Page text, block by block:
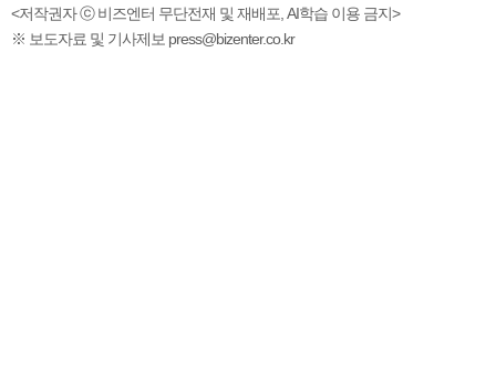
<저작권자 ⓒ 비즈엔터 무단전재 및 재배포, AI학습 이용 금지>
※ 보도자료 및 기사제보 press@bizenter.co.kr